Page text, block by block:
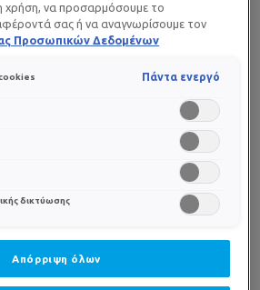
χρήση, να προσαρμόσουμε το
σας ή να αναγνωρίσουμε τον
για τη δημιουργία προφίλ με τα
προτάσεις. Μπορείτε να
(«Απόρριψη όλων») ή να ρυθμίσετε και
σας («Αποθήκευση επιλογών»).
στιγμή, να ελέγξετε και να ρυθμίσετε
(επιλέγοντας το link «Ρυθμίσεις για τα
πληροφορίες μπορείτε να βρείτε στην
Προσωπικών Δεδομένων
Πάντα ενεργό
δικτύωσης
Απόρριψη όλων